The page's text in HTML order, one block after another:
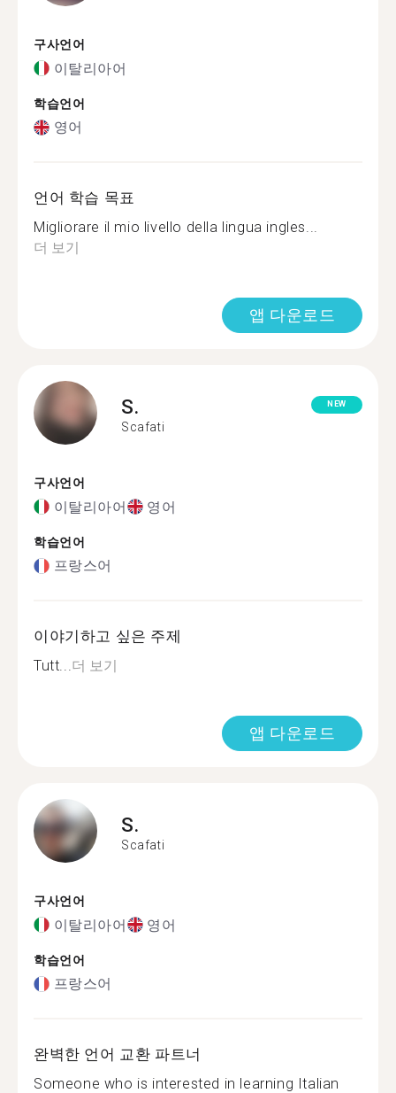
구사언어
이탈리아어
학습언어
영어
언어 학습 목표
Migliorare il mio livello della lingua ingles...
더 보기
앱 다운로드
S.
Scafati
NEW
구사언어
이탈리아어 영어
학습언어
프랑스어
이야기하고 싶은 주제
Tutt...더 보기
앱 다운로드
S.
Scafati
구사언어
이탈리아어 영어
학습언어
프랑스어
완벽한 언어 교환 파트너
Someone who is interested in learning Italian